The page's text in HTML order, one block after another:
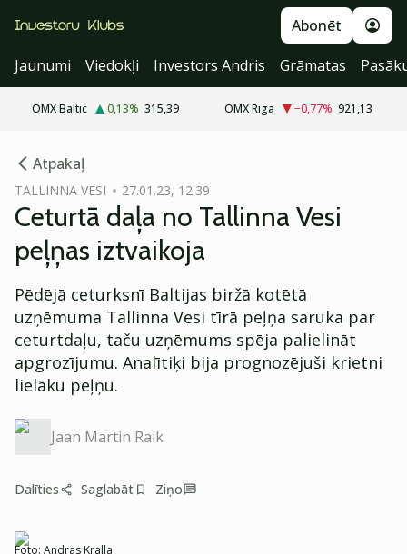
Abonēt
Jaunumi
Viedokļi Investors Andris Grāmatas
OMX Baltic 0,13% 315,39 OMX Riga −0,77% 921,13
Atpakaļ
TALLINNA VESI 27.01.23, 12:39
Ceturtā daļa no Tallinna Vesi
peļņas iztvaikoja
Pēdējā ceturksnī Baltijas biržā kotētā
uzņēmuma Tallinna Vesi tīrā peļņa saruka par
ceturtdaļu, taču uzņēmums spēja palielināt
apgrozījumu. Analītiķi bija prognozējuši krietni
lielāku peļņu.
Jaan Martin Raik
Dalīties Saglabāt Ziņo
Foto: Andras Kralla